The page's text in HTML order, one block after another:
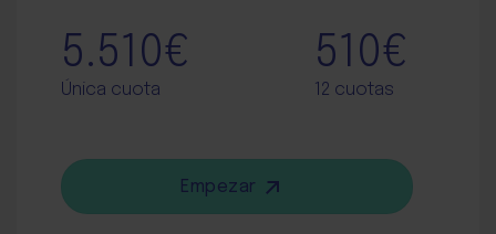
5.510€
Única cuota
510€
12 cuotas
Empezar